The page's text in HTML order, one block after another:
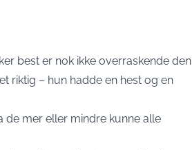
best er nok ikke overraskende den
riktig – hun hadde en hest og en
de mer eller mindre kunne alle